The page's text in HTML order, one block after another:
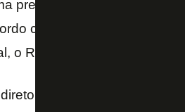
premiação a partir da 16ª
com melhor
o R$ 1,6 milhão do 10º
espera que o time